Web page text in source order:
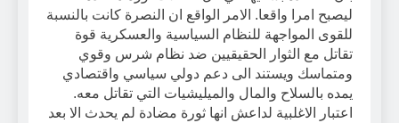
ليصبح امرا واقعا. الامر الواقع ان النصرة كانت بالنسبة
للقوى المواجهة للنظام السياسية والعسكرية قوة
تقاتل مع الثوار الحقيقيين ضد نظام شرس وقوي
ومتماسك ويستند الى دعم دولي سياسي واقتصادي
يمده بالسلاح والمال والميليشيات التي تقاتل معه.
اعتبار الاغلبية لداعش انها ثورة مضادة لم يحدث الا بعد